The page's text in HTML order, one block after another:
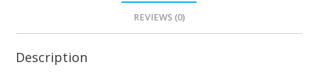
REVIEWS (0)
Description